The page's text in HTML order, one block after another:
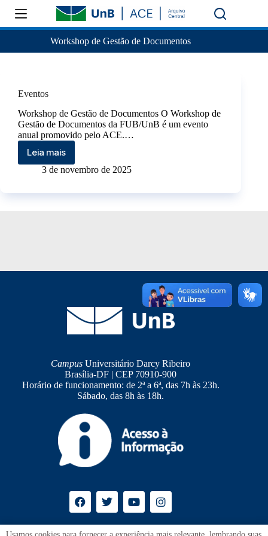
Workshop de Gestão de Documentos
Eventos
Workshop de Gestão de Documentos O Workshop de
Gestão de Documentos da FUB/UnB é um evento
anual promovido pelo ACE.…
Leia mais
3 de novembro de 2025
Campus Universitário Darcy Ribeiro
Brasília-DF | CEP 70910-900
Horário de funcionamento: de 2ª a 6ª, das 7h às 23h.
Sábado, das 8h às 18h.
UnB